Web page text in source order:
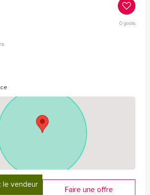
0goûts
le vendeur
Faire une offre